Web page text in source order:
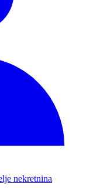
nekretnina